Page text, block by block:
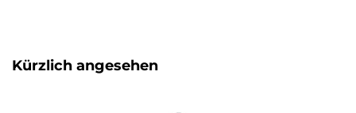
Kürzlich angesehen